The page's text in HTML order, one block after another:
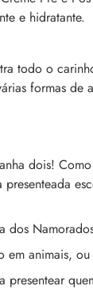
e hidratante.
todo o
formas de
dois!
dos
animais,